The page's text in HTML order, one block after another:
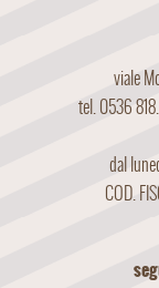
viale
tel. 0536
dal
COD.